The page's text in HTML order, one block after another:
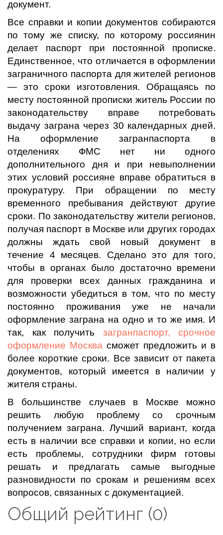
документ.
Все справки и копии документов собираются
по тому же списку, по которому россиянин
делает паспорт при постоянной прописке.
Единственное, что отличается в оформлении
заграничного паспорта для жителей регионов
— это сроки изготовления. Обращаясь по
месту постоянной прописки житель России по
законодательству вправе потребовать
выдачу заграна через 30 календарных дней.
На оформление загранпаспорта в
отделениях ФМС нет ни одного
дополнительного дня и при невыполнении
этих условий россияне вправе обратиться в
прокуратуру. При обращении по месту
временного пребывания действуют другие
сроки. По законодательству жители регионов,
получая паспорт в Москве или других городах
должны ждать свой новый документ в
течение 4 месяцев. Сделано это для того,
чтобы в органах было достаточно времени
для проверки всех данных гражданина и
возможности убедиться в том, что по месту
постоянно проживания уже не начали
оформление заграна на одно и то же имя. И
так, как получить загранпаспорт, срочное
оформление Москва сможет предложить и в
более короткие сроки. Все зависит от пакета
документов, который имеется в наличии у
жителя страны.
В большинстве случаев в Москве можно
решить любую проблему со срочным
получением заграна. Лучший вариант, когда
есть в наличии все справки и копии, но если
есть проблемы, сотрудники фирм готовы
решать и предлагать самые выгодные
разновидности по срокам и решениям всех
вопросов, связанных с документацией.
Общий рейтинг (0)